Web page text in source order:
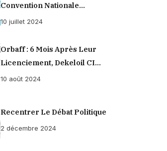
Convention Nationale
Provisoirement Suspendue
10 juillet 2024
Orbaff : 6 Mois Après Leur
Licenciement, Dekeloil CI
Propose À Ses Ex-Ouvriers Un
10 août 2024
Recentrer Le Débat Politique
2 décembre 2024